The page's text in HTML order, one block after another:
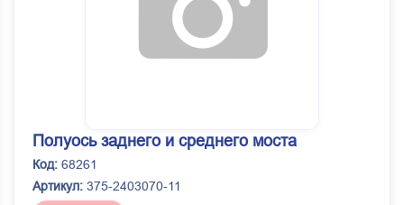
Полуось заднего и среднего моста
Код: 68261
Артикул: 375-2403070-11